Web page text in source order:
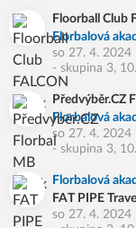
Floorball Club
Florbalová
so 27. 4. 2024
- skupina 3,
Předvýběr.CZ
Florbalová
so 27. 4. 2024
- skupina 3,
Florbalová
FAT PIPE
so 27. 4. 2024